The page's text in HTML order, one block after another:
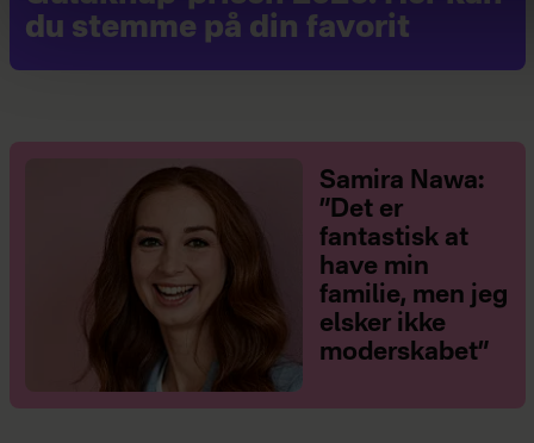
du stemme på din favorit
Samira Nawa:
”Det er
fantastisk at
have min
familie, men jeg
elsker ikke
moderskabet”